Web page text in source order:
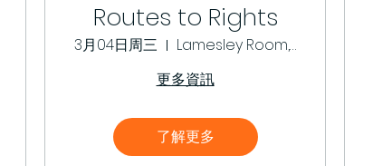
Routes to Rights
3月04日周三
Lamesley Room, Gateshead Civic Centre
更多資訊
了解更多